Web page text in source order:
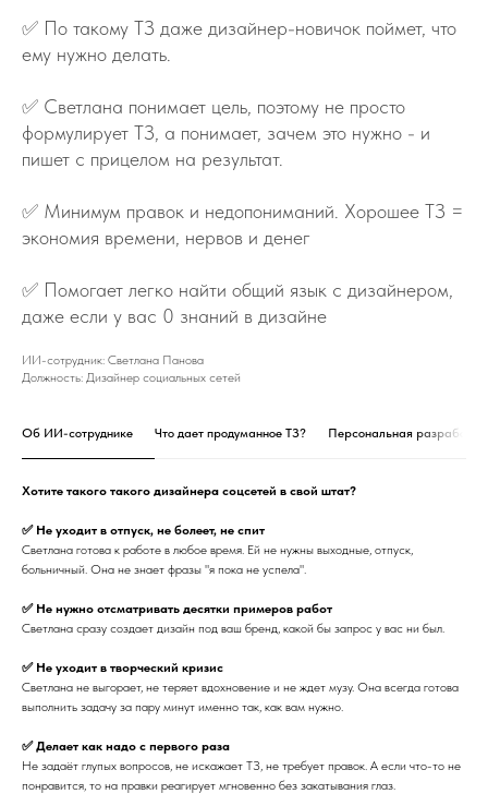
✅ По такому ТЗ даже дизайнер-новичок поймет, что
ему нужно делать.
✅ Светлана понимает цель, поэтому не просто
формулирует ТЗ, а понимает, зачем это нужно - и
пишет с прицелом на результат.
✅ Минимум правок и недопониманий. Хорошее ТЗ =
экономия времени, нервов и денег
✅ Помогает легко найти общий язык с дизайнером,
даже если у вас 0 знаний в дизайне
ИИ-сотрудник: Светлана Панова
Должность: Дизайнер социальных сетей
Об ИИ-сотруднике Что дает продуманное ТЗ? Персональная разработка
Хотите такого такого дизайнера соцсетей в свой штат?
✅ Не уходит в отпуск, не болеет, не спит
Светлана готова к работе в любое время. Ей не нужны выходные, отпуск,
больничный. Она не знает фразы "я пока не успела".
✅ Не нужно отсматривать десятки примеров работ
Светлана сразу создает дизайн под ваш бренд, какой бы запрос у вас ни был.
✅ Не уходит в творческий кризис
Светлана не выгорает, не теряет вдохновение и не ждет музу. Она всегда готова
выполнить задачу за пару минут именно так, как вам нужно.
✅ Делает как надо с первого раза
Не задаёт глупых вопросов, не искажает ТЗ, не требует правок. А если что-то не
понравится, то на правки реагирует мгновенно без закатывания глаз.